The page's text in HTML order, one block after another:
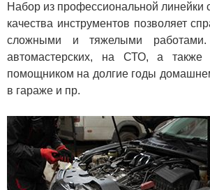
Набор из профессиональной линейки
качества инструментов позволяет
сложными и тяжелыми работами.
автомастерских, на СТО, а также
помощником на долгие годы
в гараже и пр.